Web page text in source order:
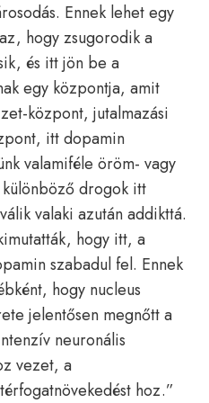
Ennek lehet egy
hogy zsugorodik a
és itt jön be a
egy központja, amit
központ, jutalmazási
itt dopamin
valamiféle öröm- vagy
drogok itt
valaki azután addikttá.
hogy itt, a
szabadul fel. Ennek
hogy nucleus
jelentősen megnőtt a
neuronális
vezet, a
hoz.”